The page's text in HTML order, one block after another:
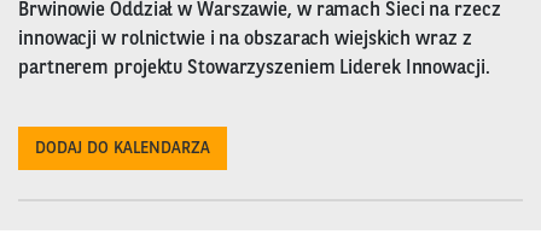
Brwinowie Oddział w Warszawie, w ramach Sieci na rzecz
innowacji w rolnictwie i na obszarach wiejskich wraz z
partnerem projektu Stowarzyszeniem Liderek Innowacji.
DODAJ DO KALENDARZA